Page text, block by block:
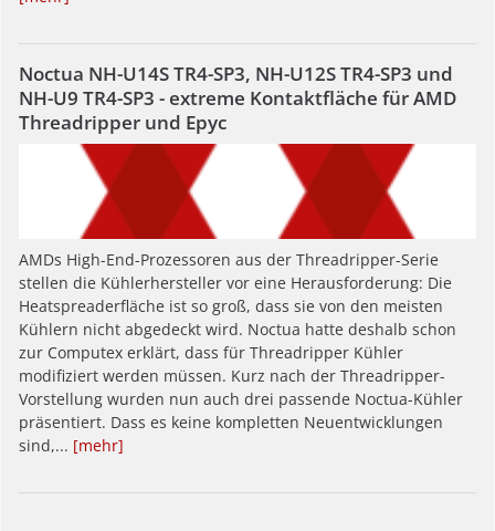
Noctua NH-U14S TR4-SP3, NH-U12S TR4-SP3 und
NH-U9 TR4-SP3 - extreme Kontaktfläche für AMD
Threadripper und Epyc
AMDs High-End-Prozessoren aus der Threadripper-Serie
stellen die Kühlerhersteller vor eine Herausforderung: Die
Heatspreaderfläche ist so groß, dass sie von den meisten
Kühlern nicht abgedeckt wird. Noctua hatte deshalb schon
zur Computex erklärt, dass für Threadripper Kühler
modifiziert werden müssen. Kurz nach der Threadripper-
Vorstellung wurden nun auch drei passende Noctua-Kühler
präsentiert. Dass es keine kompletten Neuentwicklungen
sind,... [mehr]